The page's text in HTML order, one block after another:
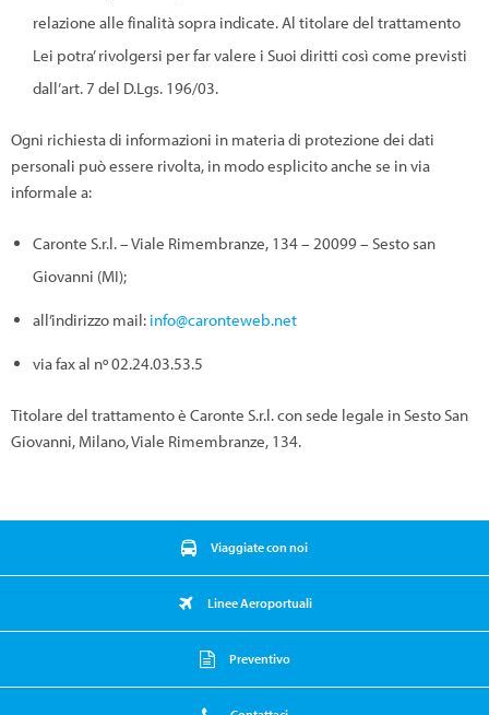
relazione alle finalità sopra indicate. Al titolare del trattamento
Lei potra’ rivolgersi per far valere i Suoi diritti così come previsti
dall’art. 7 del D.Lgs. 196/03.
Ogni richiesta di informazioni in materia di protezione dei dati
personali può essere rivolta, in modo esplicito anche se in via
informale a:
Caronte S.r.l. – Viale Rimembranze, 134 – 20099 – Sesto san
Giovanni (MI);
all’indirizzo mail: info@caronteweb.net
via fax al nº 02.24.03.53.5
Titolare del trattamento è Caronte S.r.l. con sede legale in Sesto San
Giovanni, Milano, Viale Rimembranze, 134.
Viaggiate con noi
Linee Aeroportuali
Preventivo